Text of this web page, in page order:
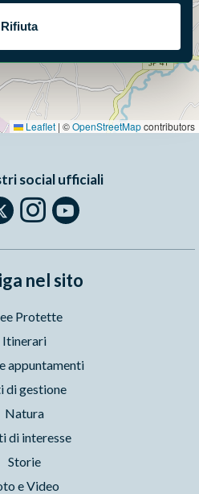
Rifiuta
Leaflet | ©OpenStreetMapcontributors
social ufficiali
nel sito
Protette
Itinerari
appuntamenti
di gestione
Natura
di interesse
Storie
e Video